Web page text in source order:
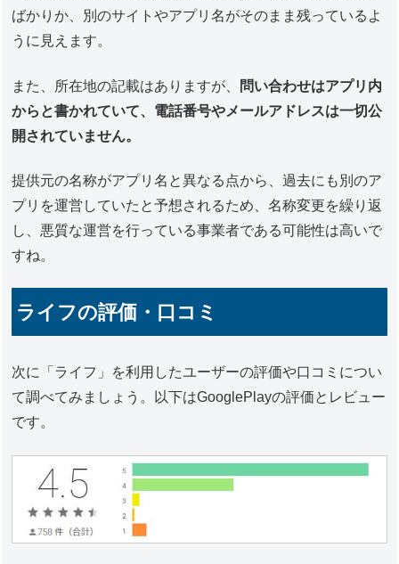
ばかりか、別のサイトやアプリ名がそのまま残っているよ
うに見えます。
また、所在地の記載はありますが、
問い合わせはアプリ内
からと書かれていて、電話番号やメールアドレスは一切公
開されていません。
提供元の名称がアプリ名と異なる点から、過去にも別のア
プリを運営していたと予想されるため、名称変更を繰り返
し、悪質な運営を行っている事業者である可能性は高いで
すね。
ライフの評価・口コミ
次に「ライフ」を利用したユーザーの評価や口コミについ
て調べてみましょう。以下はGooglePlayの評価とレビュー
です。